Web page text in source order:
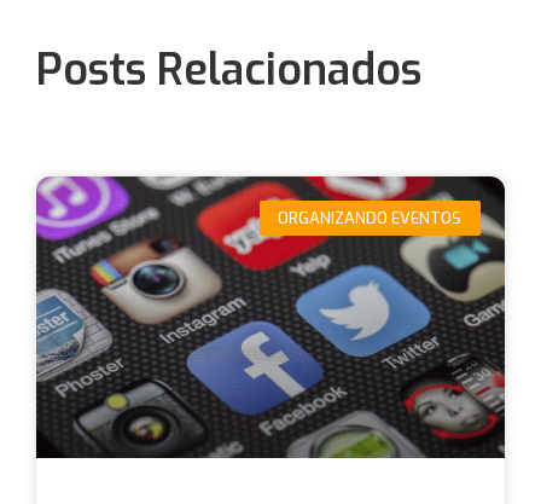
Posts Relacionados
ORGANIZANDO EVENTOS